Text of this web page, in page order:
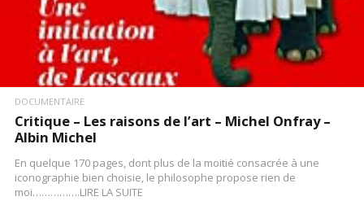
DOCUMENTAIRE
Critique – Les raisons de l’art – Michel Onfray –
Albin Michel
En quelque 170 pages, dont plus de la moitié consacrée à une
iconographie bien choisie, le philosophe propose rien de
moi…………….LIRE LA SUITE